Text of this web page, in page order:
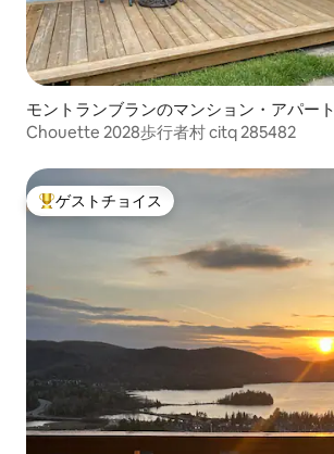
モントランブランのマンション・アパート
Chouette 2028歩行者村 citq 285482
大好評のゲストチョイスです。
ゲストチョイス